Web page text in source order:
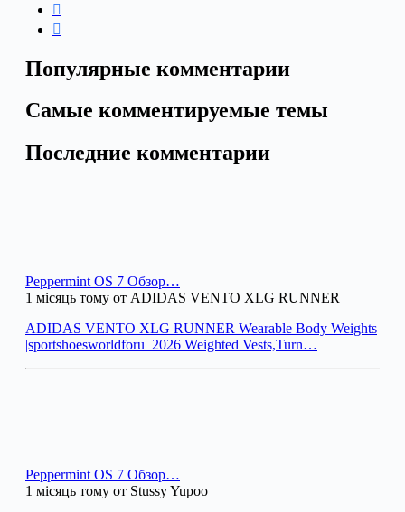
Популярные комментарии
Самые комментируемые темы
Последние комментарии
Peppermint OS 7 Обзор…
1 місяць тому от ADIDAS VENTO XLG RUNNER
ADIDAS VENTO XLG RUNNER Wearable Body Weights
|sportshoesworldforu_2026 Weighted Vests,Turn…
Peppermint OS 7 Обзор…
1 місяць тому от Stussy Yupoo